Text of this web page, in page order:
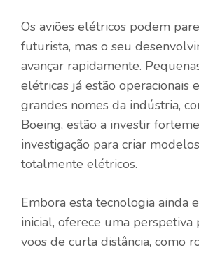
Os aviões elétricos podem
futurista, mas o seu
avançar rapidamente.
elétricas já estão operacionais
grandes nomes da indústria,
Boeing, estão a investir
investigação para criar
totalmente elétricos.
Embora esta tecnologia ainda
inicial, oferece uma perspetiva
voos de curta distância, como